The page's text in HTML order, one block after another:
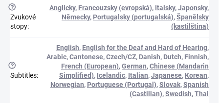
?
Zvukové
stopy:
Anglicky, Francouzsky (evropská), Italsky,Japonsky,
Německy, Portugalsky (portugalská),Španělsky
(kastilština)
?
Subtitles:
English, English for the Deaf and Hard of Hearing,
Arabic,Cantonese,Czech/CZ, Danish, Dutch, Finnish,
French (European),German,Chinese (Mandarin
Simplified), Icelandic, Italian,Japanese, Korean,
Norwegian, Portuguese (Portugal),Slovak,Spanish
(Castilian),Swedish,Thai